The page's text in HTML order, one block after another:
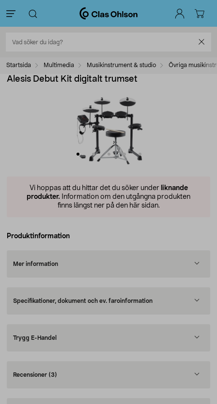
Startsida Multimedia Musikinstrument & studio Övriga
Alesis Debut Kit digitalt trumset
Vi hoppas att du hittar det du söker under liknande
produkter. Information om den utgångna produkten
finns längst ner på den här sidan.
Produktinformation
Mer information
Specifikationer, dokument och ev. faroinformation
Trygg E-Handel
Recensioner (3)